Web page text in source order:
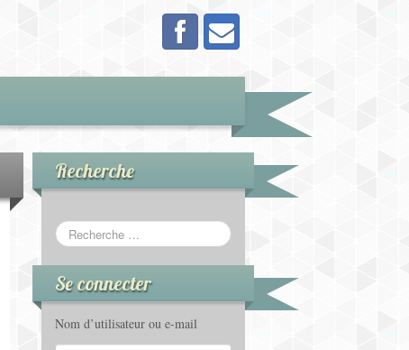
Recherche
Se connecter
Nom d’utilisateur ou e-mail